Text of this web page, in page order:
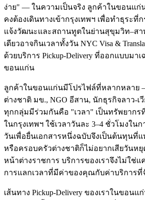
ง่าย" — ในความเป็นจริง ลูกค้าในขอนแก่
คงต้องเดินทางเข้ากรุงเทพฯ เพื่อทำธุระที่
แจ้งวัฒนะและสถานทูตในย่านสุขุมวิท–สา
เดียวอาจกินเวลาทั้งวัน NYC Visa &
ด้วยบริการ Pickup-Delivery ที่ออกแบบมา
ขอนแก่น
ลูกค้าในขอนแก่นมีโปรไฟล์ที่หลากหลาย
ต่างชาติ มข., NGO อีสาน, นักธุรกิจลาว-
ทุกกลุ่มมีร่วมกันคือ "เวลา" เป็นทรัพยาก
ในกรุงเทพฯ ใช้เวลาวันละ 3–4 ชั่วโมงใน
วันเพื่อยื่นเอกสารหนึ่งฉบับจึงเป็นต้นทุนที่
หรือครอบครัวต่างชาติก็ไม่อยากเสียวันห
หน้าต่างราชการ บริการของเราจึงไม่ใช่
การแลกเวลาที่มีค่าของคุณกับค่าบริการที่
เส้นทาง Pickup-Delivery ของเราในขอน